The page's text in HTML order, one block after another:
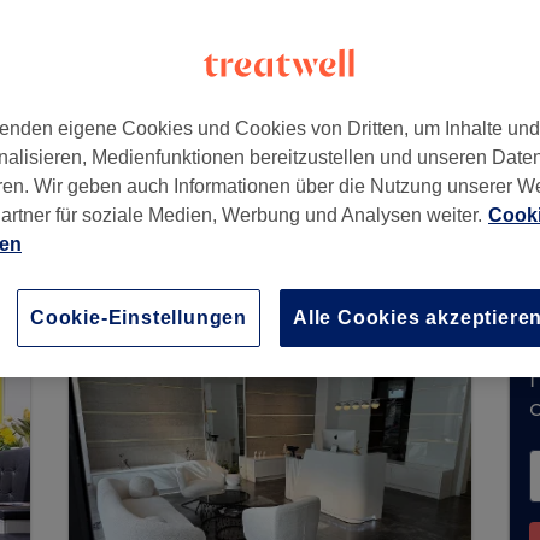
, 80801
derzeit keine Buchungen über Treatwell
Salons in Ihrer Nähe zu finden.
Dort warten
eigene Cookies und Cookies von Dritten, um Inhalte
Medienfunktionen bereitzustellen und unseren
Wir geben auch Informationen über die Nutzung unserer
für soziale Medien, Werbung und Analysen weiter.
Cookie-Einstellungen Alle Cookies akzeptieren